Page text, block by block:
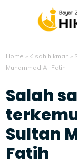
Home » Kisah hikmah »
Muhammad Al-Fatih
Salah
Sultan
Fatih